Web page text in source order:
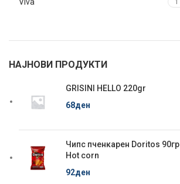
1
НАЈНОВИ ПРОДУКТИ
GRISINI HELLO 220gr
68ден
Чипс пченкарен Doritos 90гр
Hot corn
92ден